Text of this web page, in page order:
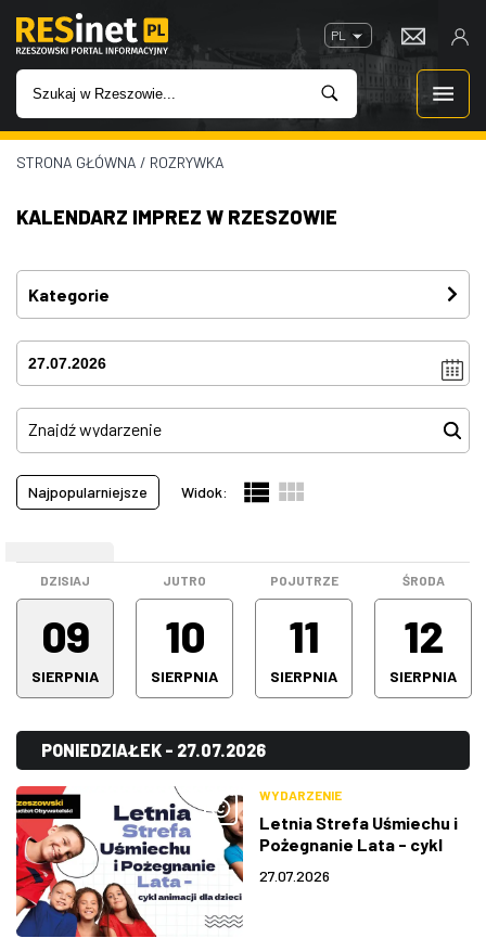
PL
WIADOMOŚCI
INWESTYCJE
IMPREZY
ROZRYWKA
W KINACH
GASTRONOMIA
W RZESZOWIE
STRONA GŁÓWNA / ROZRYWKA
KALENDARZ IMPREZ W RZESZOWIE
Kategorie
Festiwal
(3)
(4)
Koncerty
(80)
Pokazy filmowe
Spotkanie
(0)
Warsztaty
(0)
Wszystkie kategorie
(191)
Najpopularniejsze Widok:
DZISIAJ
09
SIERPNIA
JUTRO
10
SIERPNIA
POJUTRZE
11
SIERPNIA
ŚRODA
12
SIERPNIA
PONIEDZIAŁEK - 27.07.2026
WYDARZENIE
Letnia Strefa Uśmiechu i
Pożegnanie Lata - cykl
27.07.2026